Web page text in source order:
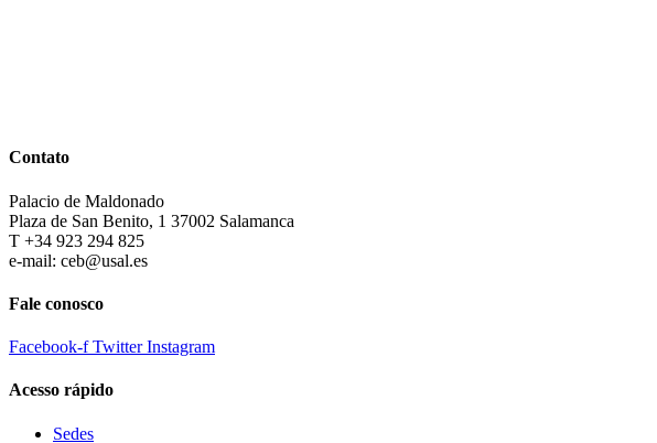
Contato
Palacio de Maldonado
Plaza de San Benito, 1 37002 Salamanca
T +34 923 294 825
e-mail: ceb@usal.es
Fale conosco
Facebook-f Twitter Instagram
Acesso rápido
Sedes